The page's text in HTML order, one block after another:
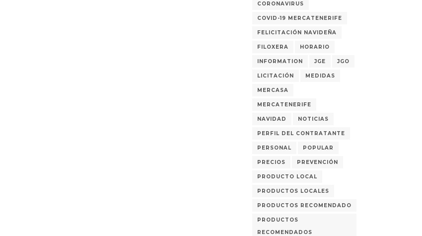
CORONAVIRUS
COVID-19 MERCATENERIFE
FELICITACIÓN NAVIDEÑA
FILOXERA HORARIO
INFORMATION JGE JGO
LICITACIÓN MEDIDAS
MERCASA
MERCATENERIFE
NAVIDAD NOTICIAS
PERFIL DEL CONTRATANTE
PERSONAL POPULAR
PRECIOS PREVENCIÓN
PRODUCTO LOCAL
PRODUCTOS LOCALES
PRODUCTOS RECOMENDADO
PRODUCTOS
RECOMENDADOS